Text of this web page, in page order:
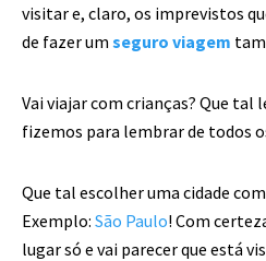
visitar e, claro, os imprevistos
de fazer um seguro viagem
Vai viajar com crianças? Que tal
fizemos para lembrar de todos
Que tal escolher uma cidade
Exemplo: São Paulo! Com
lugar só e vai parecer que está